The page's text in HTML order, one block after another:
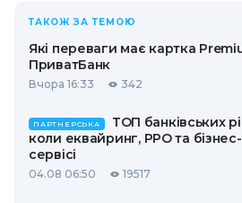
ТАКОЖ ЗА ТЕМОЮ
Які переваги має картка
ПриватБанк
Вчора 16:33 342
ПАРТНЕРСЬКА
ТОП банківських
коли еквайринг, РРО та
сервісі
04.08 06:50 19517